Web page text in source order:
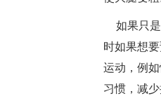
如果只
时如果想
运动，例
习惯，减